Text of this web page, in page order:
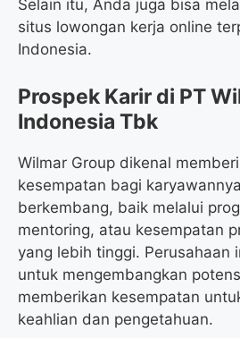
Selain itu, Anda juga bisa
situs lowongan kerja online
Indonesia.
Prospek Karir di PT
Indonesia Tbk
Wilmar Group dikenal
kesempatan bagi
berkembang, baik melalui
mentoring, atau kesempatan
yang lebih tinggi. Perusahaan
untuk mengembangkan
memberikan kesempatan
keahlian dan pengetahuan.